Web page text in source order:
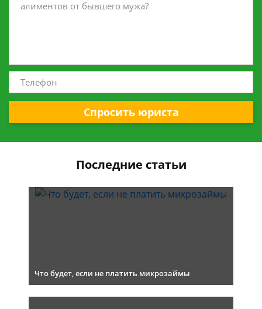
Спросить юриста
Последние статьи
Что будет, если не платить микрозаймы